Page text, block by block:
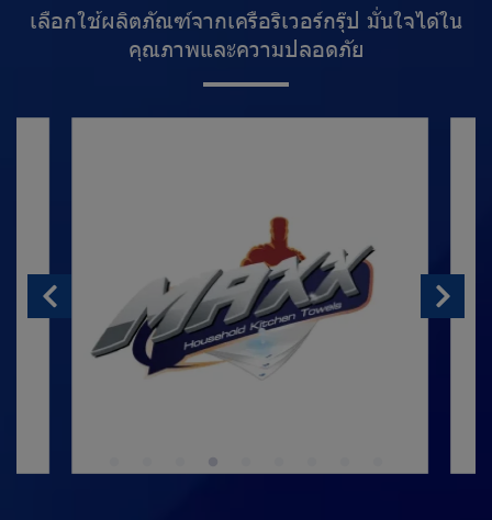
เลือกใช้ผลิตภัณฑ์จากเครือริเวอร์กรุ๊ป มั่นใจได้ใน
คุณภาพและความปลอดภัย